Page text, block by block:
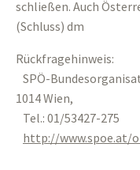
schließen. Auch
(Schluss) dm
Rückfragehinweis:
SPÖ-
1014 Wien,
Tel.: 01/53427-275
http://www.spoe.at/